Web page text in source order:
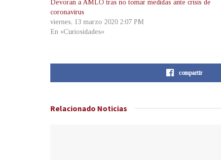
Devoran a AMLO tras no tomar medidas ante crisis de
coronavirus
viernes, 13 marzo 2020 2:07 PM
En «Curiosidades»
compartir
Relacionado Noticias